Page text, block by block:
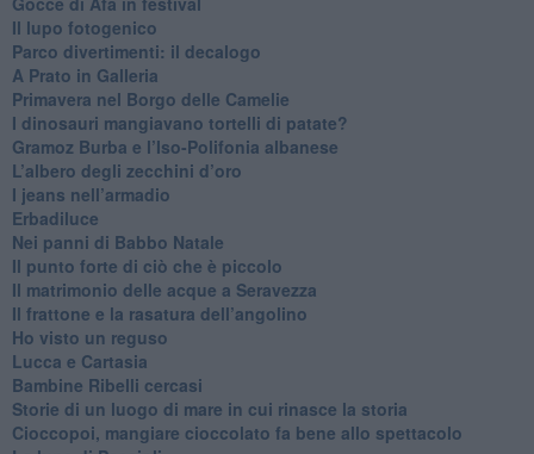
​Il lupo fotogenico
​Parco divertimenti: il decalogo
​A Prato in Galleria
​Primavera nel Borgo delle Camelie
I dinosauri mangiavano tortelli di patate?
​Gramoz Burba e l’Iso-Polifonia albanese
L’albero degli zecchini d’oro
​I jeans nell’armadio
Erbadiluce
Nei panni di Babbo Natale
​Il punto forte di ciò che è piccolo
​Il matrimonio delle acque a Seravezza
​Il frattone e la rasatura dell’angolino
​Ho visto un reguso
Lucca e Cartasia
Bambine Ribelli cercasi
Storie di un luogo di mare in cui rinasce la storia
Cioccopoi, mangiare cioccolato fa bene allo spettacolo